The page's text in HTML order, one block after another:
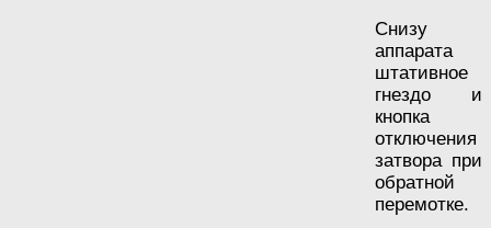
Снизу
аппарата
штативное
гнездо и
кнопка
отключения
затвора при
обратной
перемотке.